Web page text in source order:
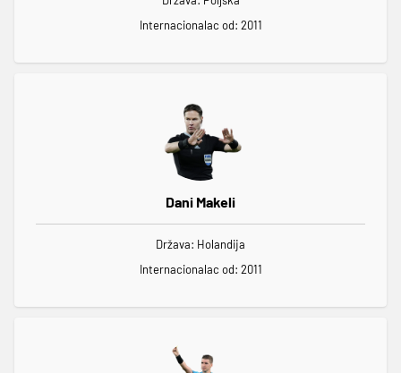
Internacionalac od: 2011
Dani Makeli
Država: Holandija
Internacionalac od: 2011